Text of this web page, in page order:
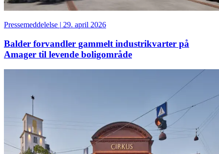
Pressemeddelelse | 29. april 2026
Balder forvandler gammelt industrikvarter på
Amager til levende boligområde